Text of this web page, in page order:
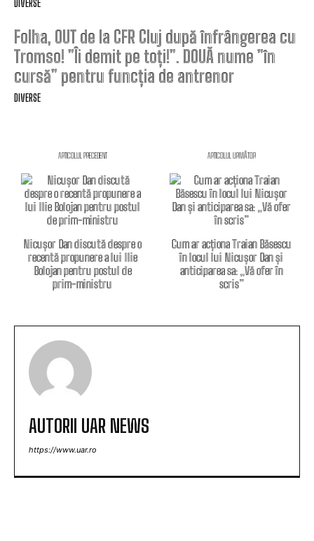
DIVERSE
Folha, OUT de la CFR Cluj după înfrângerea cu
Tromso! ”Îi demit pe toți!”. DOUĂ nume ”în
cursă” pentru funcția de antrenor
DIVERSE
ARTICOLUL PRECEDENT
Nicușor Dan discută despre o
recentă propunere a lui Ilie
Bolojan pentru postul de
prim-ministru
ARTICOLUL URMĂTOR
Cum ar acționa Traian Băsescu
în locul lui Nicușor Dan și
anticiparea sa: „Vă ofer în
scris”
AUTORII UAR NEWS
https://www.uar.ro